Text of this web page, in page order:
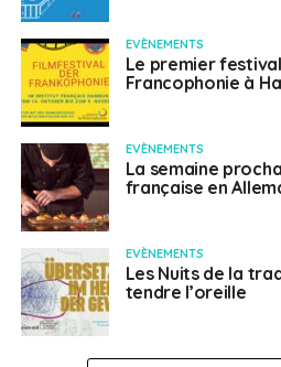
EVÈNEMENTS
Le premier
Francophonie à
EVÈNEMENTS
La semaine
française en
EVÈNEMENTS
Les Nuits de la
tendre l’oreille